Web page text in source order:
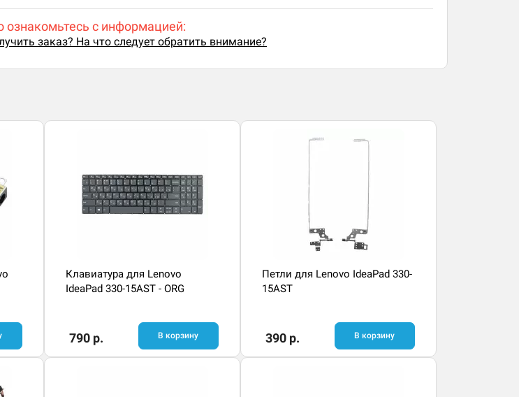
ознакомьтесь с информацией:
заказ? На что следует обратить внимание?
Клавиатура для Lenovo
IdeaPad 330-15AST - ORG
790 р. В корзину
Петли для Lenovo IdeaPad 330-
15AST
390 р. В корзину